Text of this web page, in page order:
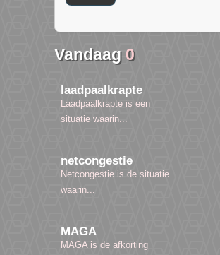
Vandaag 0
laadpaalkrapte
Laadpaalkrapte is een
situatie waarin...
netcongestie
Netcongestie is de situatie
waarin...
MAGA
MAGA is de afkorting